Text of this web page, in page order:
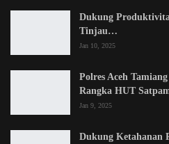
Dukung
Tinjau…
Jan 10, 2025
Polres Aceh
Rangka HUT
Jan 9, 2025
Dukung Ketahanan